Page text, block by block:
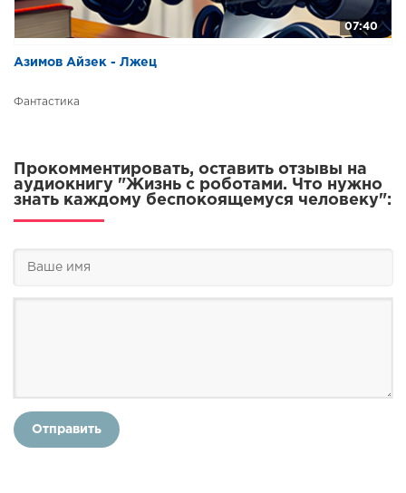
07:40
Азимов Айзек - Лжец
Фантастика
Прокомментировать, оставить отзывы на
аудиокнигу "Жизнь с роботами. Что нужно
знать каждому беспокоящемуся человеку":
Отправить